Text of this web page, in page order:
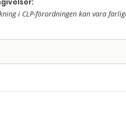
i CLP-förordningen kan vara